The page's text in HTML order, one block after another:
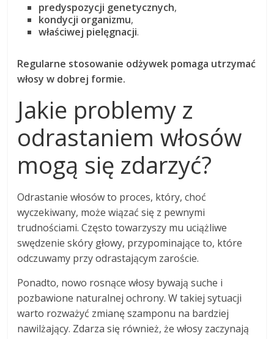
predyspozycji genetycznych,
kondycji organizmu,
właściwej pielęgnacji.
Regularne stosowanie odżywek pomaga utrzymać
włosy w dobrej formie.
Jakie problemy z
odrastaniem włosów
mogą się zdarzyć?
Odrastanie włosów to proces, który, choć
wyczekiwany, może wiązać się z pewnymi
trudnościami. Często towarzyszy mu uciążliwe
swędzenie skóry głowy, przypominające to, które
odczuwamy przy odrastającym zaroście.
Ponadto, nowo rosnące włosy bywają suche i
pozbawione naturalnej ochrony. W takiej sytuacji
warto rozważyć zmianę szamponu na bardziej
nawilżający. Zdarza się również, że włosy zaczynają